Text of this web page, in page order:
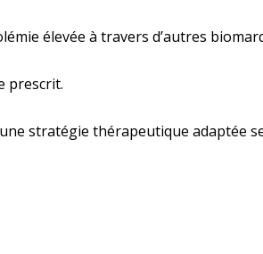
élevée à travers d’autres
prescrit.
stratégie thérapeutique adaptée